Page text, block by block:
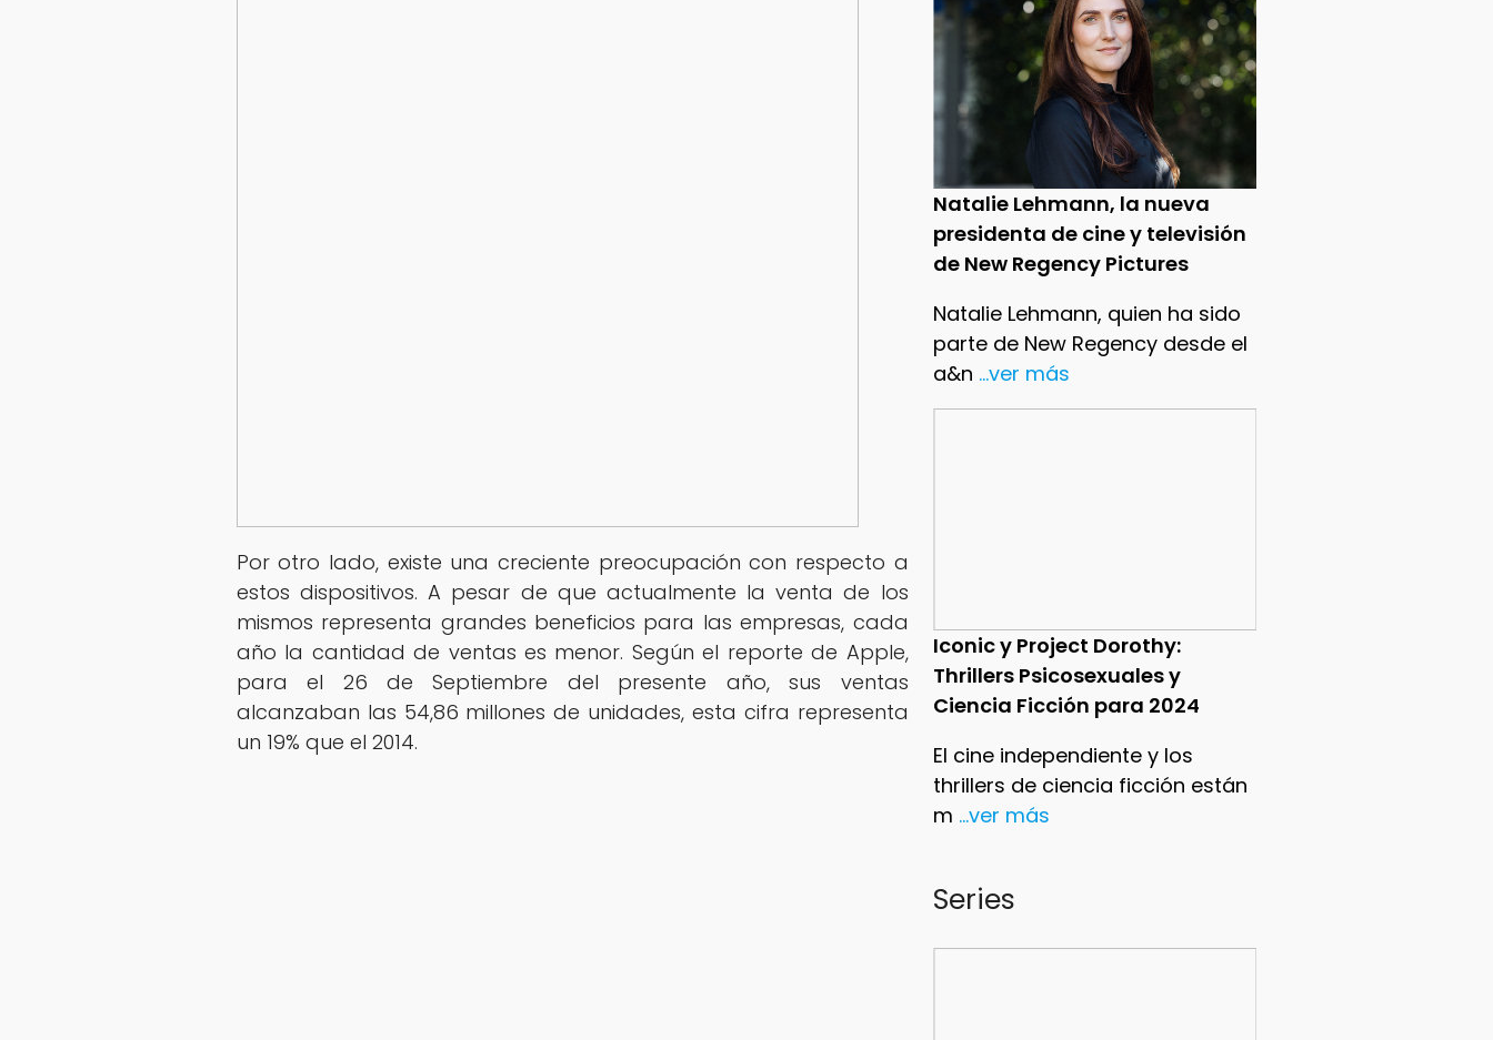
Natalie Lehmann, la nueva
presidenta de cine y televisión
de New Regency Pictures
Natalie Lehmann, quien ha sido
parte de New Regency desde el
a&n ...ver más
Iconic y Project Dorothy:
Thrillers Psicosexuales y
Ciencia Ficción para 2024
El cine independiente y los
thrillers de ciencia ficción están
m ...ver más
Series
Por otro lado, existe una creciente preocupación con respecto a
estos dispositivos. A pesar de que actualmente la venta de los
mismos representa grandes beneficios para las empresas, cada
año la cantidad de ventas es menor. Según el reporte de Apple,
para el 26 de Septiembre del presente año, sus ventas
alcanzaban las 54,86 millones de unidades, esta cifra representa
un 19% que el 2014.